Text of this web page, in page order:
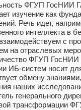
ФГУП ГосНИИ
изучение как
Речь идет,
интеллекта в
с
на отраслевых
ФГУП ГосНИИ
ИБ-систем носит
обмену
наших
генерального
трансформации